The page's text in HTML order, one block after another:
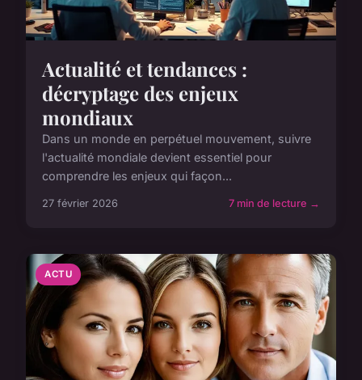
Actualité et tendances :
décryptage des enjeux
mondiaux
Dans un monde en perpétuel mouvement, suivre
l'actualité mondiale devient essentiel pour
comprendre les enjeux qui façon...
27 février 2026 7 min de lecture →
ACTU